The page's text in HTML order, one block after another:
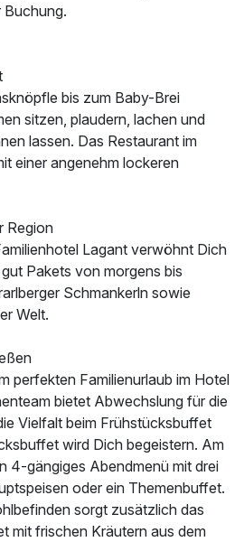
bis zum Baby-Brei
sitzen, plaudern, lachen und
lassen. Das Restaurant im
einer angenehm lockeren
Region
Lagant verwöhnt Dich
Pakets von morgens bis
Schmankerln sowie
Welt.
perfekten Familienurlaub im Hotel
bietet Abwechslung für die
Vielfalt beim Frühstücksbuffet
wird Dich begeistern. Am
4-gängiges Abendmenü mit drei
oder ein Themenbuffet.
sorgt zusätzlich das
mit frischen Kräutern aus dem